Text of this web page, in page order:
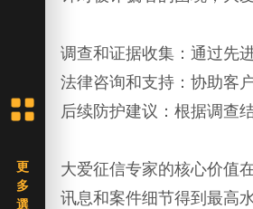
调查和证据收集：通过先
法律咨询和支持：协助客
后续防护建议：根据调查
大爱征信专家的核心价值
讯息和案件细节得到最高